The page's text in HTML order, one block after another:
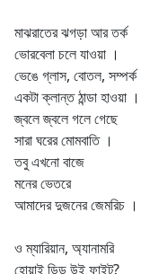
মাঝরাতের ঝগড়া আর তর্ক
ভোরবেলা চলে যাওয়া ।
ভেঙে গ্লাস, বোতল, সম্পর্ক
একটা ক্লান্ত ঠান্ডা হাওয়া ।
জ্বলে জ্বলে গলে গেছে
সারা ঘরের মোমবাতি ।
তবু এখনো বাজে
মনের ভেতরে
আমাদের দুজনের জেমরিচ ।
ও ম্যারিয়ান, অ্যানামরি
হোয়াই ডিড উই ফাইট?